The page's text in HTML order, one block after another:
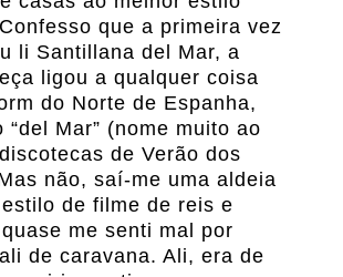
que a primeira vez
li Santillana del Mar, a
ligou a qualquer coisa
do Norte de Espanha,
“del Mar” (nome muito ao
de Verão dos
não, saí-me uma aldeia
de filme de reis e
me senti mal por
de caravana. Ali, era de